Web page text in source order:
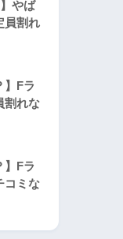
やば
員割れ
】Fラ
割れな
】Fラ
コミな